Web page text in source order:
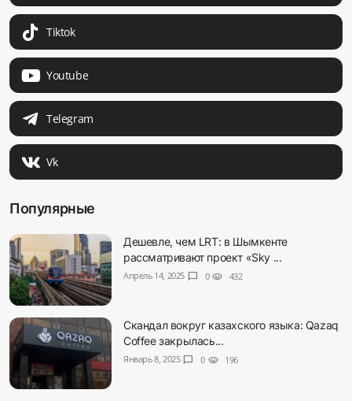
Tiktok
Youtube
Telegram
Vk
Популярные
Дешевле, чем LRT: в Шымкенте
рассматривают проект «Sky ...
Апрель 14, 2025 chat_bubble 0 visibility 432
Скандал вокруг казахского языка: Qazaq
Coffee закрылась...
Январь 8, 2025 chat_bubble 0 visibility 196